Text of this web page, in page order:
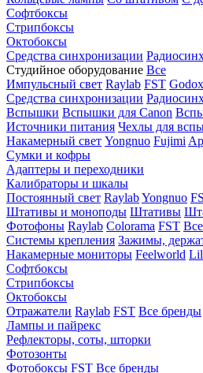
Софтбоксы
Стрипбоксы
Октобоксы
Средства синхронизации
Студийное оборудование Все
Импульсный свет Raylab FST Godox
Средства синхронизации
Вспышки Вспышки для Canon
Источники питания Чехлы для
Накамерный свет Yongnuo Fujimi
Сумки и кофры
Адаптеры и переходники
Калибраторы и шкалы
Постоянный свет RaylabYongnuo
Штативы и моноподы Штативы
Фотофоны Raylab Colorama FST
Системы крепления Зажимы,
Накамерные мониторы Feelworld
Софтбоксы
Стрипбоксы
Октобоксы
Отражатели Raylab FST Все бренды
Лампы и пайрекс
Рефлекторы, соты, шторки
Фотозонты
Фотобоксы FST Все бренды